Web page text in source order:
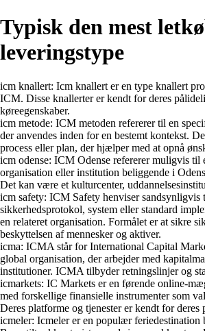
Typisk den mest
leveringstype
icm knallert: Icm knallert er en type knallert
ICM. Disse knallerter er kendt for deres
køreegenskaber.
icm metode: ICM metoden refererer til en
der anvendes inden for en bestemt kontekst.
process eller plan, der hjælper med at opnå
icm odense: ICM Odense refererer muligvis til
organisation eller institution beliggende i
Det kan være et kulturcenter,
icm safety: ICM Safety henviser sandsynligvis
sikkerhedsprotokol, system eller standard
en relateret organisation. Formålet er at sikre
beskyttelsen af mennesker og aktiver.
icma: ICMA står for International Capital
global organisation, der arbejder med
institutioner. ICMA tilbyder retningslinjer og
icmarkets: IC Markets er en førende online-
med forskellige finansielle instrumenter som
Deres platforme og tjenester er kendt for deres
icmeler: Icmeler er en populær feriedestination